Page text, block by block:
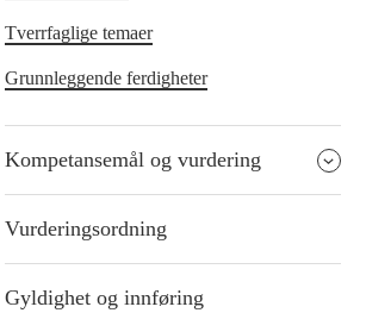
Tverrfaglige temaer
Grunnleggende ferdigheter
Kompetansemål og vurdering
Vurderingsordning
Gyldighet og innføring